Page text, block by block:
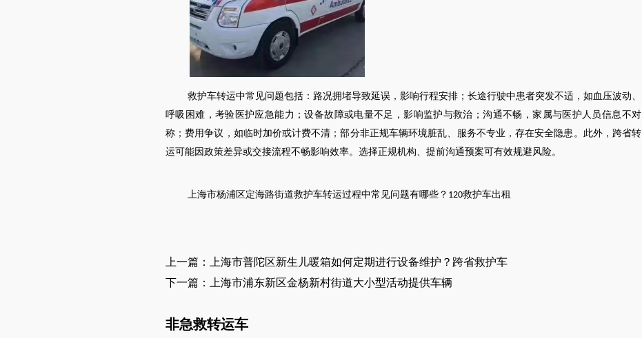
救护车转运中常见问题包括：路况拥堵导致延误，影响行程安排；长途行驶中患者突发不适，如血压波动、
呼吸困难，考验医护应急能力；设备故障或电量不足，影响监护与救治；沟通不畅，家属与医护人员信息不对
称；费用争议，如临时加价或计费不清；部分非正规车辆环境脏乱、服务不专业，存在安全隐患。此外，跨省转
运可能因政策差异或交接流程不畅影响效率。选择正规机构、提前沟通预案可有效规避风险。
上海市杨浦区 定海路街道救护车转运过程中常见问题有哪些？ 120救护车出租
上一篇：上海市普陀区新生儿暖箱如何定期进行设备维护？跨省救护车
下一篇：上海市浦东新区金杨新村街道大小型活动提供车辆
非急救转运车